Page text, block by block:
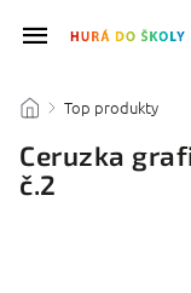
/ Top produkty
Ceruzka
č.2